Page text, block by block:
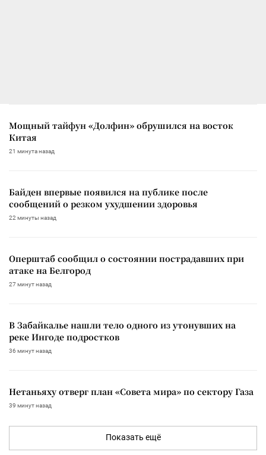
Мощный тайфун «Долфин» обрушился на восток
Китая
21 минута назад
Байден впервые появился на публике после
сообщений о резком ухудшении здоровья
22 минуты назад
Оперштаб сообщил о состоянии пострадавших при
атаке на Белгород
27 минут назад
В Забайкалье нашли тело одного из утонувших на
реке Ингоде подростков
36 минут назад
Нетаньяху отверг план «Совета мира» по сектору Газа
39 минут назад
Показать ещё